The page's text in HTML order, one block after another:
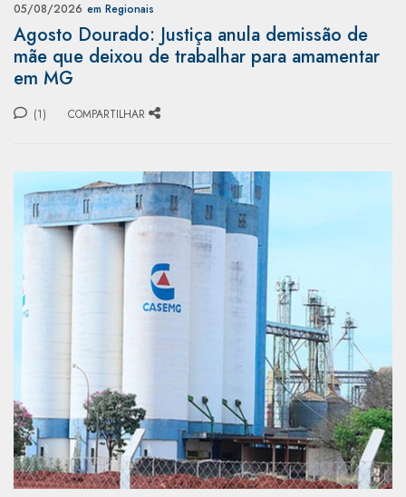
05/08/2026 em Regionais
Agosto Dourado: Justiça anula demissão de
mãe que deixou de trabalhar para amamentar
em MG
(1) COMPARTILHAR